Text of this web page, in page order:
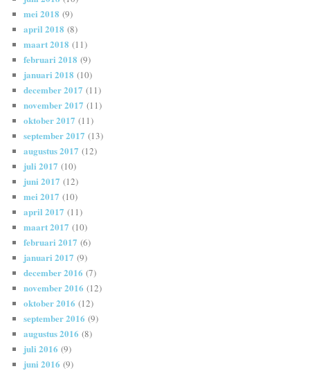
mei 2018 (9)
april 2018 (8)
maart 2018 (11)
februari 2018 (9)
januari 2018 (10)
december 2017 (11)
november 2017 (11)
oktober 2017 (11)
september 2017 (13)
augustus 2017 (12)
juli 2017 (10)
juni 2017 (12)
mei 2017 (10)
april 2017 (11)
maart 2017 (10)
februari 2017 (6)
januari 2017 (9)
december 2016 (7)
november 2016 (12)
oktober 2016 (12)
september 2016 (9)
augustus 2016 (8)
juli 2016 (9)
juni 2016 (9)